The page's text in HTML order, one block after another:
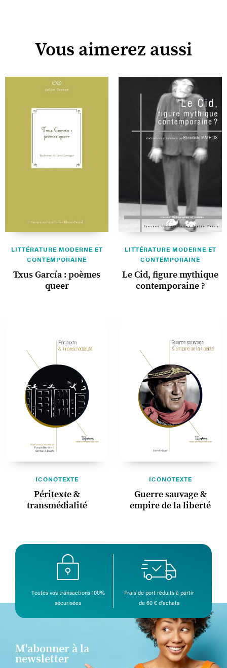
Vous aimerez aussi
LITTÉRATURE MODERNE ET
CONTEMPORAINE
Txus García : poèmes
queer
LITTÉRATURE MODERNE ET
CONTEMPORAINE
Le Cid, figure mythique
contemporaine ?
ICONOTEXTE
Péritexte &
transmédialité
ICONOTEXTE
Guerre sauvage &
empire de la liberté
Toutes vos transactions 100%
sécurisées
Frais de port réduits à partir
de 60 € d’achats
M'abonner à la
newsletter